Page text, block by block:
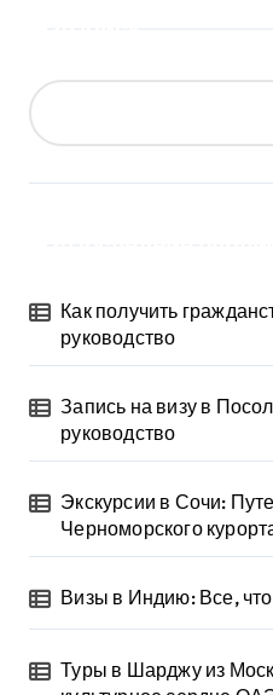
Как получить
руководство
Запись на визу в
руководство
Экскурсии в Сочи:
Черноморского
Визы в Индию: Все,
Туры в Шарджу из